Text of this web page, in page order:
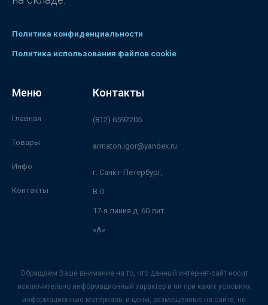
Политика конфиденциальности
Политика использования файлов cookie
Меню
Главная
Товары
Инфо
Контакты
Контакты
(812) 6592205
armaton.igor@yandex.ru
г. Санкт-Петербург,
В.О.
17-я линия д. 60 лит.
«А»
Обращаем Ваше внимание на то, что данный интернет-сайт носит
исключительно информационный характер и ни при каких условиях
информационные материалы и цены, размещенные на сайте, не